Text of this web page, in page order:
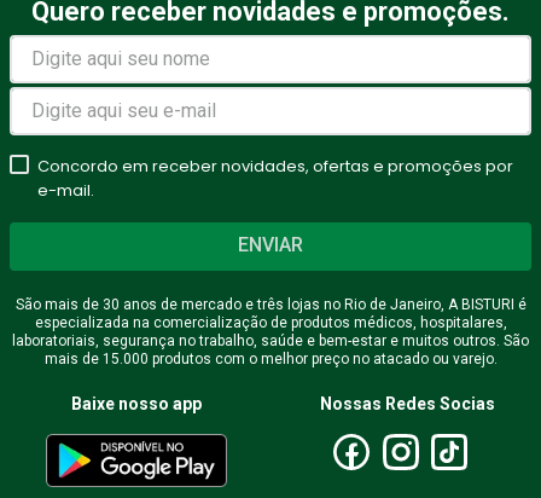
Quero receber novidades e promoções.
Concordo em receber novidades, ofertas e promoções por
e-mail.
ENVIAR
São mais de 30 anos de mercado e três lojas no Rio de Janeiro, A BISTURI é
especializada na comercialização de produtos médicos, hospitalares,
laboratoriais, segurança no trabalho, saúde e bem-estar e muitos outros. São
mais de 15.000 produtos com o melhor preço no atacado ou varejo.
Baixe nosso app Nossas Redes Socias